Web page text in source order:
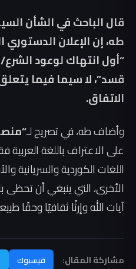
قال الباحث في الشأن
طه، إن الإعلان
“أول انتهاك لوعود
قسد”، لا سيما فيما
الاتفاق.
وأضاف طه، في تصريح لـ
على الاعتراف باللغة
اللغات الكوردية والسريانية
الأخرى، التي ينبغي أن تحظى
آيات الله وإرثًا ثقافيًا وحقًا
مشاركة المقال: فيسبوك